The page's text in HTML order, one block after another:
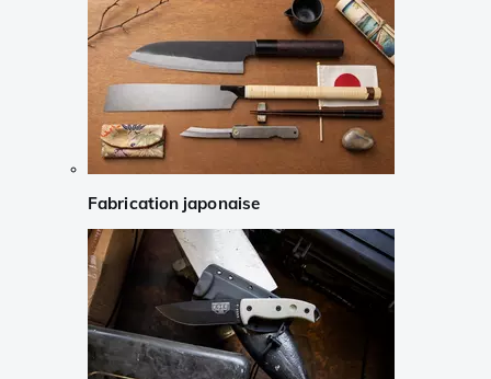
Fabrication japonaise